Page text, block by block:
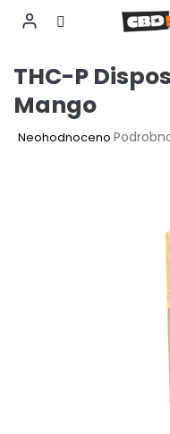
na
obsah
THC-P
Mango
Průměrné
Neohodnoceno